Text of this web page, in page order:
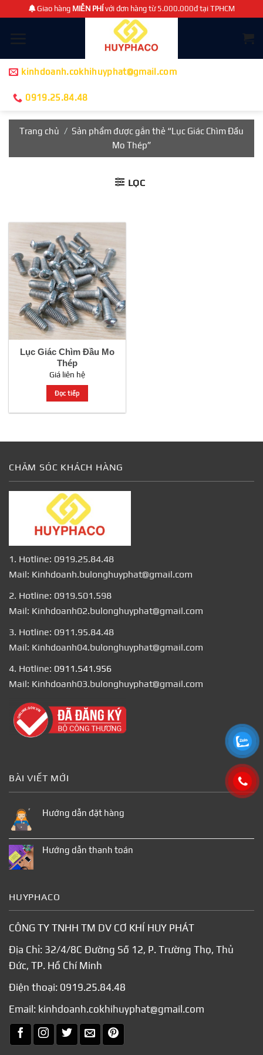
Chuyển
đến
nội
Giao hàng MIỄN PHÍvới đơn hàng từ 5.000.000đ tại TPHCM
kinhdoanh.cokhihuyphat@gmail.com
0919.25.84.48
Trang chủ / Sản phẩm được gắn thẻ “Lục Giác Chìm Đầu
Mo Thép”
LỌC
Lục Giác Chìm Đầu Mo
Thép
Giá liên hệ
Đọc tiếp
CHĂM SÓC KHÁCH HÀNG
1. Hotline: 0919.25.84.48
Mail: Kinhdoanh.bulonghuyphat@gmail.com
2. Hotline: 0919.501.598
Mail: Kinhdoanh02.bulonghuyphat@gmail.com
3. Hotline: 0911.95.84.48
Mail: Kinhdoanh04.bulonghuyphat@gmail.com
4. Hotline: 0911.541.956
Mail: Kinhdoanh03.bulonghuyphat@gmail.com
BÀI VIẾT MỚI
Hướng dẫn đặt hàng
Hướng dẫn thanh toán
HUYPHACO
CÔNG TY TNHH TM DV CƠ KHÍ HUY PHÁT
Địa Chỉ: 32/4/8C Đường Số 12, P. Trường Thọ, Thủ
Đức, TP. Hồ Chí Minh
Điện thoại: 0919.25.84.48
Email: kinhdoanh.cokhihuyphat@gmail.com